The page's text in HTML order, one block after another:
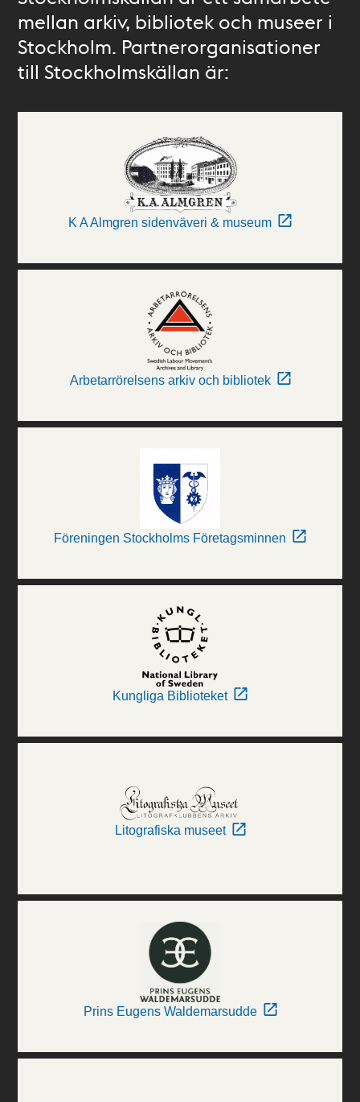
mellan arkiv, bibliotek och museer i
Stockholm. Partnerorganisationer
till Stockholmskällan är:
K A Almgren sidenväveri & museum
Arbetarrörelsens arkiv och bibliotek
Föreningen Stockholms Företagsminnen
Kungliga Biblioteket
Litografiska museet
Prins Eugens Waldemarsudde